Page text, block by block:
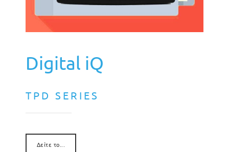
Digital iQ
TPD SERIES
Δείτε το...